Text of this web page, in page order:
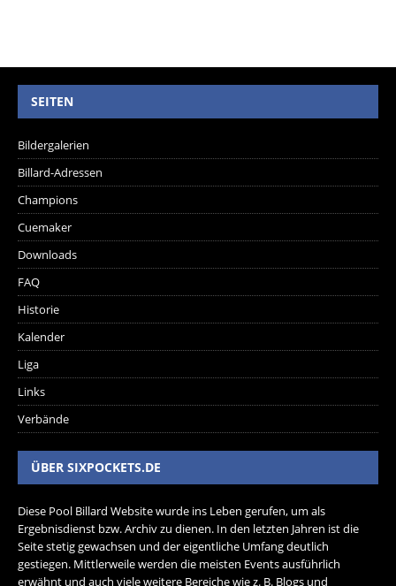
SEITEN
Bildergalerien
Billard-Adressen
Champions
Cuemaker
Downloads
FAQ
Historie
Kalender
Liga
Links
Verbände
ÜBER SIXPOCKETS.DE
Diese Pool Billard Website wurde ins Leben gerufen, um als
Ergebnisdienst bzw. Archiv zu dienen. In den letzten Jahren ist die
Seite stetig gewachsen und der eigentliche Umfang deutlich
gestiegen. Mittlerweile werden die meisten Events ausführlich
erwähnt und auch viele weitere Bereiche wie z. B. Blogs und